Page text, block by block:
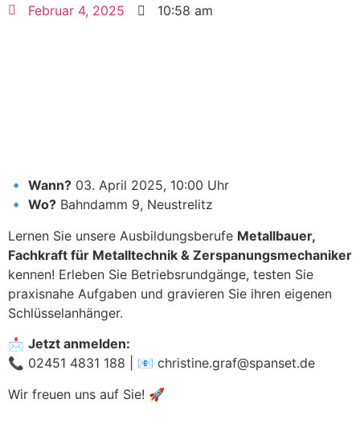
Februar 4, 2025 10:58 am
🔹 Wann? 03. April 2025, 10:00 Uhr
🔹 Wo? Bahndamm 9, Neustrelitz
Lernen Sie unsere Ausbildungsberufe Metallbauer,
Fachkraft für Metalltechnik & Zerspanungsmechaniker
kennen! Erleben Sie Betriebsrundgänge, testen Sie
praxisnahe Aufgaben und gravieren Sie ihren eigenen
Schlüsselanhänger.
📩 Jetzt anmelden:
📞 02451 4831 188 | 📧 christine.graf@spanset.de
Wir freuen uns auf Sie! 🚀